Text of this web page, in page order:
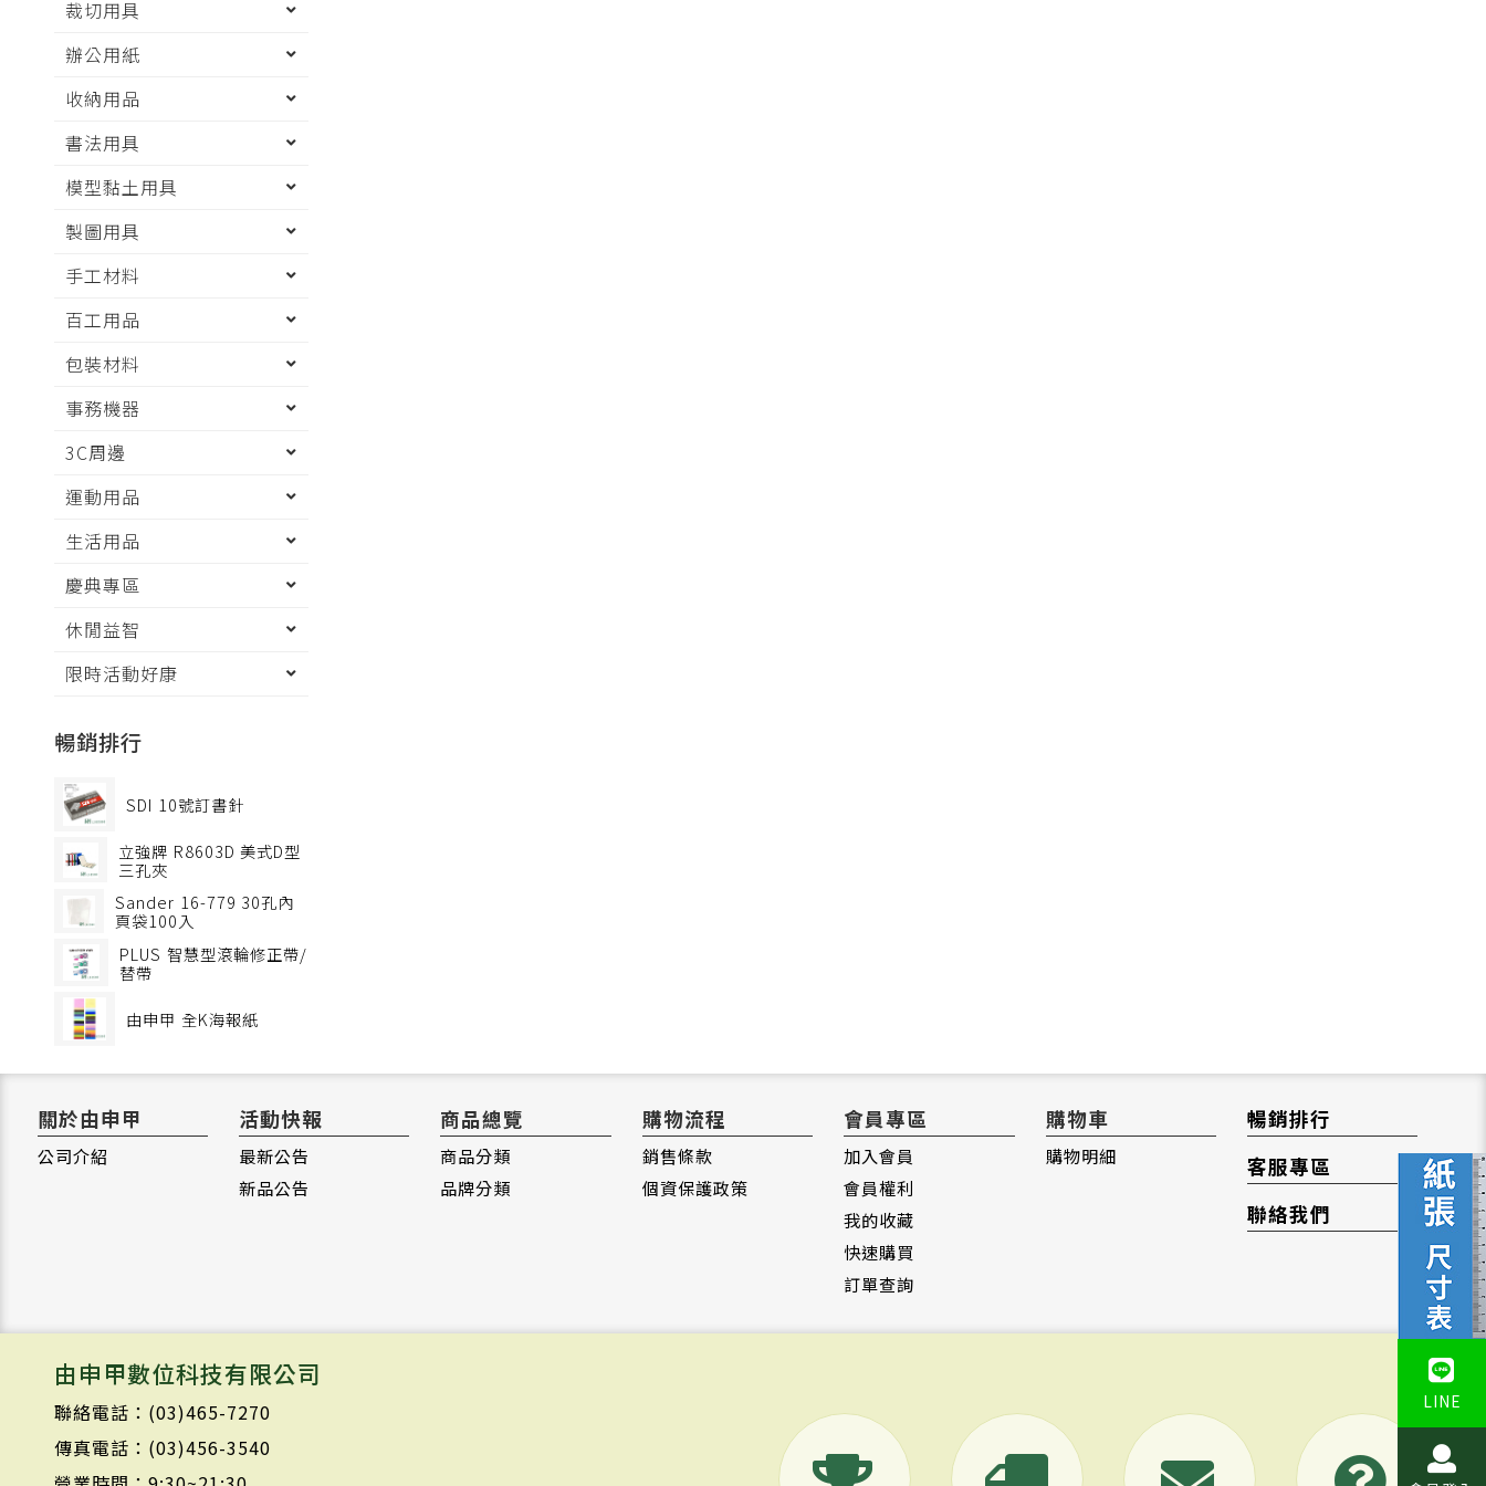
裁切用具
辦公用紙
收納用品
書法用具
模型黏土用具
製圖用具
手工材料
百工用品
包裝材料
事務機器
3C周邊
運動用品
生活用品
慶典專區
休閒益智
限時活動好康
暢銷排行
SDI 10號訂書針
立強牌 R8603D 美式D型
三孔夾
Sander 16-779 30孔內
頁袋100入
PLUS 智慧型滾輪修正帶/
替帶
由申甲 全K海報紙
關於由申甲
公司介紹
活動快報
最新公告
新品公告
商品總覽
商品分類
品牌分類
購物流程
銷售條款
個資保護政策
會員專區
加入會員
會員權利
我的收藏
快速購買
訂單查詢
購物車
購物明細
暢銷排行
客服專區
聯絡我們
由申甲數位科技有限公司
聯絡電話：(03)465-7270
傳真電話：(03)456-3540
LINE